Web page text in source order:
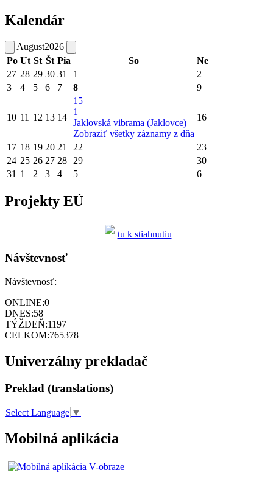
Kalendár
August2026
Po Ut St Št Pia So
Ne
27 28 29 30 31 1
2
3
4 5 6 7 8 9
10 11 12 13 14
15
1
Jaklovská vibrama (Jaklovce)
Zobraziť všetky záznamy z dňa
16
17 18 19 20 21 22
23
24 25 26 27 28 29
30
31 1 2 3 4 5 6
Projekty EÚ
tu k stiahnutiu
Návštevnosť
Návštevnosť:
ONLINE:0
DNES:58
TÝŽDEŇ:1197
CELKOM:765378
Univerzálny prekladač
Preklad (translations)
Select Language ▼
Mobilná aplikácia